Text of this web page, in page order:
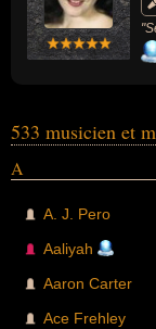
533 musicien et
A
A. J. Pero
Aaliyah
Aaron Carter
Ace Frehley